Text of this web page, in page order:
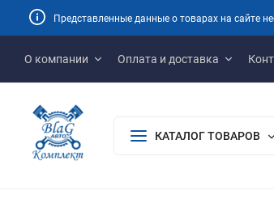
Представленные данные о товарах на сайте
О компании Оплата и доставка
КАТАЛОГ ТОВАРОВ